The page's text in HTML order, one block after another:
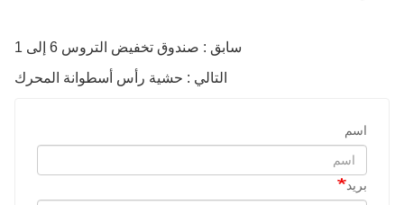
سابق : صندوق تخفيض التروس 6 إلى 1
التالي : حشية رأس أسطوانة المحرك
اسم
بريد